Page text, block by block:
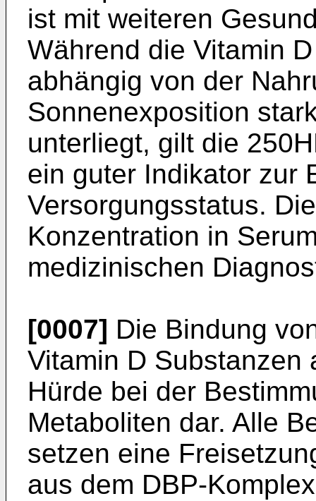
ist mit weiteren
Während die Vitamin
abhängig von der
Sonnenexposition
unterliegt, gilt die
ein guter Indikator zur
Versorgungsstatus.
Konzentration in
medizinischen
[0007] Die Bindung
Vitamin D Substanzen
Hürde bei der
Metaboliten dar. Alle
setzen eine
aus dem DBP-